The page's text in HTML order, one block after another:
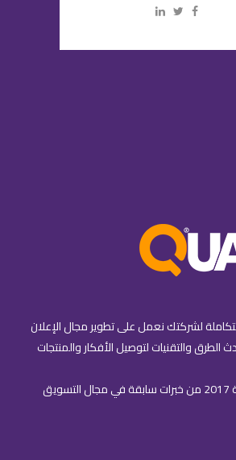
لشركتك نعمل على تطوير مجال الإعلان
الطرق والتقنيات لتوصيل الأفكار والمنتجات
تأسست الشركة في سنة 2017 من خبرات سابقة في مجال التسويق